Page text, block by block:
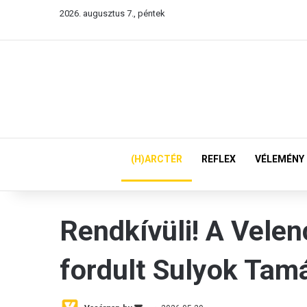
2026. augusztus 7., péntek
(H)ARCTÉR REFLEX VÉLEMÉNY
Rendkívüli! A
fordult Sulyok